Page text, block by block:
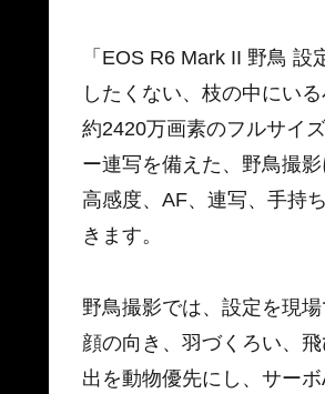
「EOS R6 Mark II 野鳥
したくない、枝の中にい
約2420万画素のフルサイ
ー連写を備えた、野鳥撮
高感度、AF、連写、手持
きます。
野鳥撮影では、設定を現
顔の向き、羽づくろい、
出を動物優先にし、サー